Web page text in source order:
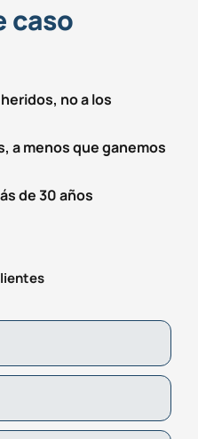
caso
no a los
a menos que ganemos
de 30 años